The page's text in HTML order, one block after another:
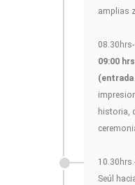
amplias
09:00
(entrada
historia,
Seúl